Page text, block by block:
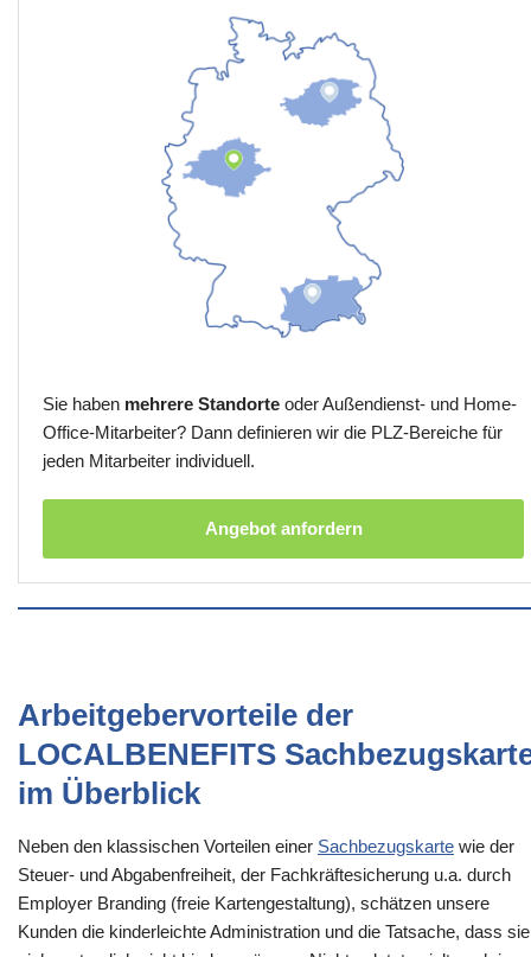
Sie haben mehrere Standorte oder Außendienst- und Home-
Office-Mitarbeiter? Dann definieren wir die PLZ-Bereiche für
jeden Mitarbeiter individuell.
Angebot anfordern
Arbeitgebervorteile der
LOCALBENEFITS
im Überblick
Neben den klassischen Vorteilen einer Sachbezugskarte wie der
Steuer- und Abgabenfreiheit, der Fachkräftesicherung u.a. durch
Employer Branding (freie Kartengestaltung), schätzen unsere
Kunden die kinderleichte Administration und die Tatsache, dass sie